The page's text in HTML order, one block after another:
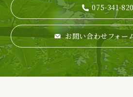
075-341-
お問い合わせフォー